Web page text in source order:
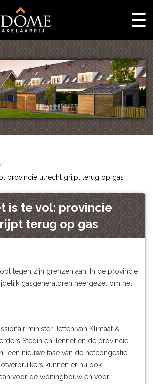
provincie utrecht grijpt terug op gas
is te vol: provincie
terug op gas
tegen zijn grenzen aan. In de provincie
gasgeneratoren neergezet om het
minister Jetten van Klimaat &
Stedin en Tennet en de provincie.
“een nieuwe fase van de netcongestie”.
kunnen er nu ook
voor de woningbouw en voor